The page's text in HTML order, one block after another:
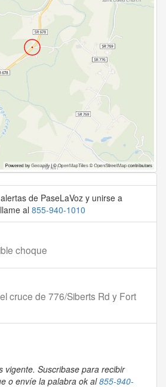
de PaseLaVoz y unirse a
al 855-940-1010
choque
cruce de 776/Siberts Rd y Fort
vigente. Suscribase para recibir
o envíe la palabra ok al855-940-